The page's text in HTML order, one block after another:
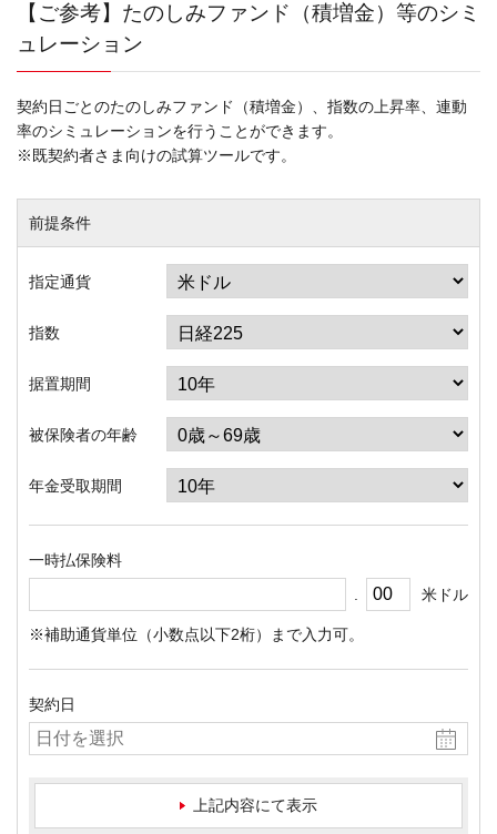
【ご参考】たのしみファンド（積増金）等のシミ
ュレーション
契約日ごとのたのしみファンド（積増金）、指数の上昇率、連動
率のシミュレーションを行うことができます。
※既契約者さま向けの試算ツールです。
前提条件
指定通貨
指数
据置期間
被保険者の年齢
年金受取期間
一時払保険料
米ドル
※補助通貨単位（小数点以下2桁）まで入力可。
契約日
上記内容にて表示